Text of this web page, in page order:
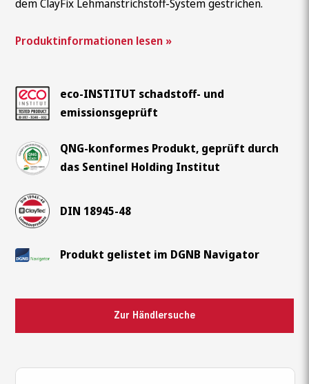
dem ClayFix Lehmanstrichstoff-System gestrichen.
Produktinformationen lesen »
eco-INSTITUT schadstoff- und
emissionsgeprüft
QNG-konformes Produkt, geprüft durch
das Sentinel Holding Institut
DIN 18945-48
Produkt gelistet im DGNB Navigator
Zur Händlersuche